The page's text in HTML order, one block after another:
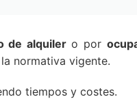
de alquilero por
normativa vigente.
tiempos y costes.